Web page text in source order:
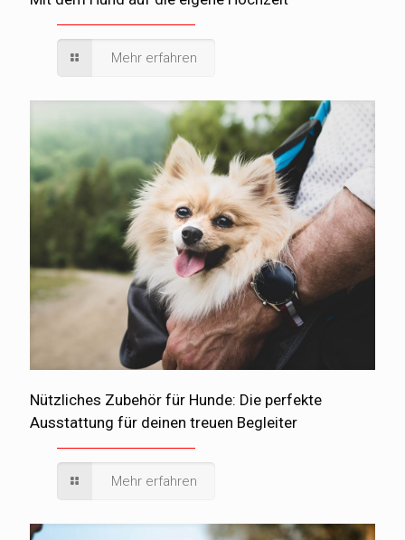
Mehr erfahren
Nützliches Zubehör für Hunde: Die perfekte
Ausstattung für deinen treuen Begleiter
Mehr erfahren